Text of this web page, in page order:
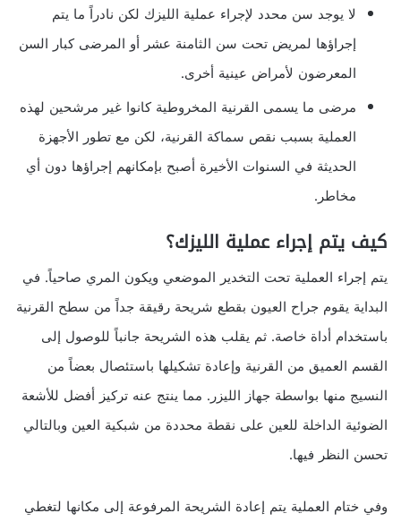
لا يوجد سن محدد لإجراء عملية الليزك لكن نادراً ما يتم
إجراؤها لمريض تحت سن الثامنة عشر أو المرضى كبار السن
المعرضون لأمراض عينية أخرى.
مرضى ما يسمى القرنية المخروطية كانوا غير مرشحين لهذه
العملية بسبب نقص سماكة القرنية، لكن مع تطور الأجهزة
الحديثة في السنوات الأخيرة أصبح بإمكانهم إجراؤها دون أي
مخاطر.
كيف يتم إجراء عملية الليزك؟
يتم إجراء العملية تحت التخدير الموضعي ويكون المري صاحياً. في
البداية يقوم جراح العيون بقطع شريحة رقيقة جداً من سطح القرنية
باستخدام أداة خاصة. ثم يقلب هذه الشريحة جانباً للوصول إلى
القسم العميق من القرنية وإعادة تشكيلها باستئصال بعضاً من
النسيج منها بواسطة جهاز الليزر. مما ينتج عنه تركيز أفضل للأشعة
الضوئية الداخلة للعين على نقطة محددة من شبكية العين وبالتالي
تحسن النظر فيها.
وفي ختام العملية يتم إعادة الشريحة المرفوعة إلى مكانها لتغطي